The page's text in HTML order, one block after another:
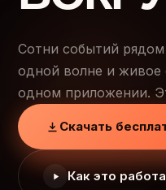
Сотни событий
одной волне и
одном приложении.
Скачать
Как это